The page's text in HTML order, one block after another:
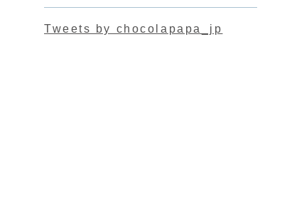
Tweets by chocolapapa_jp